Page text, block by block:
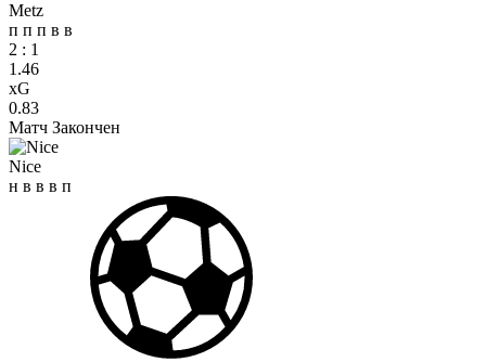
Metz
п п п в в
2 : 1
1.46
xG
0.83
Матч Закончен
Nice
н в в в п